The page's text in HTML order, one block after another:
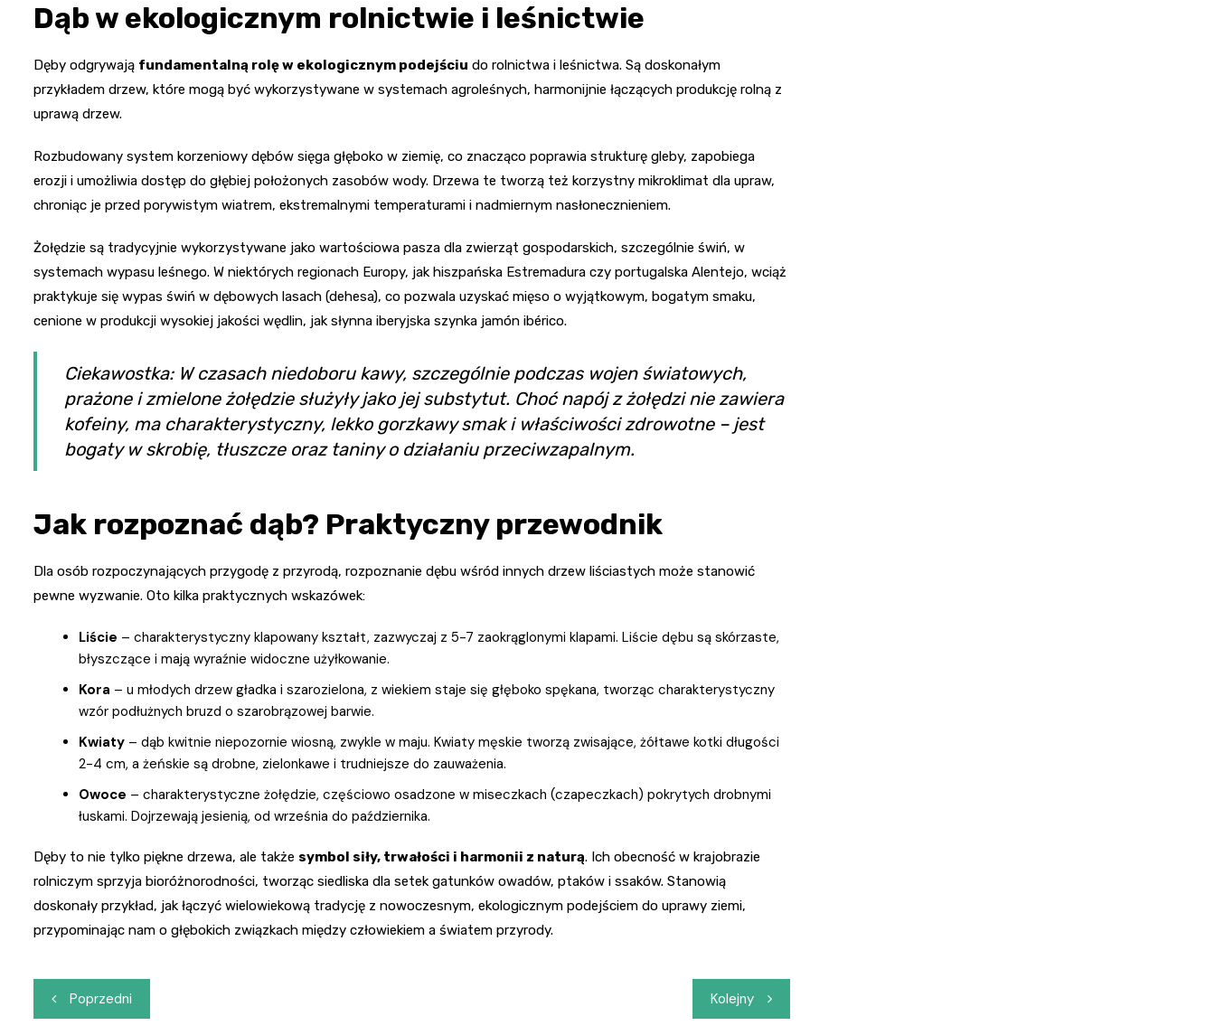
Dąb w ekologicznym rolnictwie i leśnictwie
Dęby odgrywają fundamentalną rolę w ekologicznym podejściu do rolnictwa i leśnictwa. Są doskonałym
przykładem drzew, które mogą być wykorzystywane w systemach agroleśnych, harmonijnie łączących produkcję rolną z
uprawą drzew.
Rozbudowany system korzeniowy dębów sięga głęboko w ziemię, co znacząco poprawia strukturę gleby, zapobiega
erozji i umożliwia dostęp do głębiej położonych zasobów wody. Drzewa te tworzą też korzystny mikroklimat dla upraw,
chroniąc je przed porywistym wiatrem, ekstremalnymi temperaturami i nadmiernym nasłonecznieniem.
Żołędzie są tradycyjnie wykorzystywane jako wartościowa pasza dla zwierząt gospodarskich, szczególnie świń, w
systemach wypasu leśnego. W niektórych regionach Europy, jak hiszpańska Estremadura czy portugalska Alentejo, wciąż
praktykuje się wypas świń w dębowych lasach (dehesa), co pozwala uzyskać mięso o wyjątkowym, bogatym smaku,
cenione w produkcji wysokiej jakości wędlin, jak słynna iberyjska szynka jamón ibérico.
Ciekawostka: W czasach niedoboru kawy, szczególnie podczas wojen światowych,
prażone i zmielone żołędzie służyły jako jej substytut. Choć napój z żołędzi nie zawiera
kofeiny, ma charakterystyczny, lekko gorzkawy smak i właściwości zdrowotne – jest
bogaty w skrobię, tłuszcze oraz taniny o działaniu przeciwzapalnym.
Jak rozpoznać dąb? Praktyczny przewodnik
Dla osób rozpoczynających przygodę z przyrodą, rozpoznanie dębu wśród innych drzew liściastych może stanowić
pewne wyzwanie. Oto kilka praktycznych wskazówek:
Liście – charakterystyczny klapowany kształt, zazwyczaj z 5-7 zaokrąglonymi klapami. Liście dębu są skórzaste,
błyszczące i mają wyraźnie widoczne użyłkowanie.
Kora – u młodych drzew gładka i szarozielona, z wiekiem staje się głęboko spękana, tworząc charakterystyczny
wzór podłużnych bruzd o szarobrązowej barwie.
Kwiaty – dąb kwitnie niepozornie wiosną, zwykle w maju. Kwiaty męskie tworzą zwisające, żółtawe kotki długości
2-4 cm, a żeńskie są drobne, zielonkawe i trudniejsze do zauważenia.
Owoce – charakterystyczne żołędzie, częściowo osadzone w miseczkach (czapeczkach) pokrytych drobnymi
łuskami. Dojrzewają jesienią, od września do października.
Dęby to nie tylko piękne drzewa, ale także symbol siły, trwałości i harmonii z naturą. Ich obecność w krajobrazie
rolniczym sprzyja bioróżnorodności, tworząc siedliska dla setek gatunków owadów, ptaków i ssaków. Stanowią
doskonały przykład, jak łączyć wielowiekową tradycję z nowoczesnym, ekologicznym podejściem do uprawy ziemi,
przypominając nam o głębokich związkach między człowiekiem a światem przyrody.
Nawigacja
Poprzedni Kolejny